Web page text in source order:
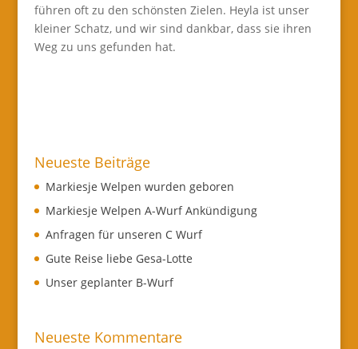
führen oft zu den schönsten Zielen. Heyla ist unser
kleiner Schatz, und wir sind dankbar, dass sie ihren
Weg zu uns gefunden hat.
Neueste Beiträge
Markiesje Welpen wurden geboren
Markiesje Welpen A-Wurf Ankündigung
Anfragen für unseren C Wurf
Gute Reise liebe Gesa-Lotte
Unser geplanter B-Wurf
Neueste Kommentare